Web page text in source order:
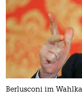
Berlusconi im